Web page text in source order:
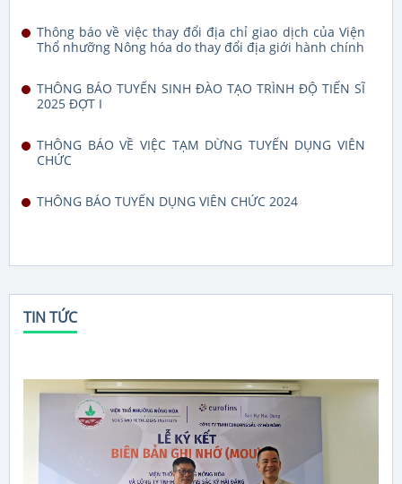
Thông báo về việc thay đổi địa chỉ giao dịch của Viện
Thổ nhưỡng Nông hóa do thay đổi địa giới hành chính
THÔNG BÁO TUYỂN SINH ĐÀO TẠO TRÌNH ĐỘ TIẾN SĨ
2025 ĐỢT I
THÔNG BÁO VỀ VIỆC TẠM DỪNG TUYỂN DỤNG VIÊN
CHỨC
THÔNG BÁO TUYỂN DỤNG VIÊN CHỨC 2024
TIN TỨC